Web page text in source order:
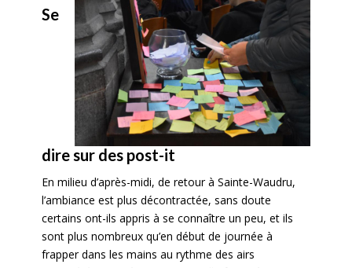
Se
dire sur des post-it
En milieu d’après-midi, de retour à Sainte-Waudru,
l’ambiance est plus décontractée, sans doute
certains ont-ils appris à se connaître un peu, et ils
sont plus nombreux qu’en début de journée à
frapper dans les mains au rythme des airs